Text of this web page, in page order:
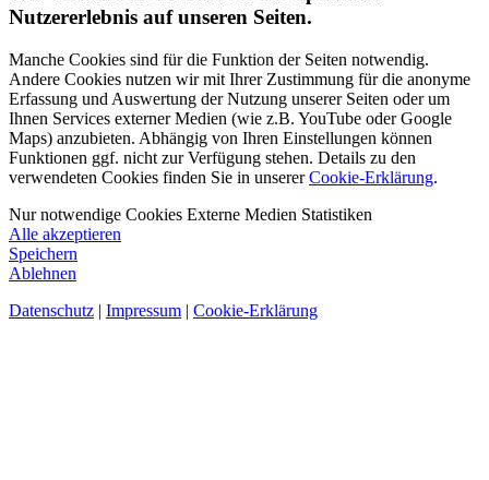
Nutzererlebnis auf unseren Seiten.
Manche Cookies sind für die Funktion der Seiten notwendig.
Andere Cookies nutzen wir mit Ihrer Zustimmung für die anonyme
Erfassung und Auswertung der Nutzung unserer Seiten oder um
Ihnen Services externer Medien (wie z.B. YouTube oder Google
Maps) anzubieten. Abhängig von Ihren Einstellungen können
Funktionen ggf. nicht zur Verfügung stehen. Details zu den
verwendeten Cookies finden Sie in unsererCookie-Erklärung.
Nur notwendige Cookies Externe Medien Statistiken
Alle akzeptieren
Speichern
Ablehnen
Datenschutz | Impressum | Cookie-Erklärung